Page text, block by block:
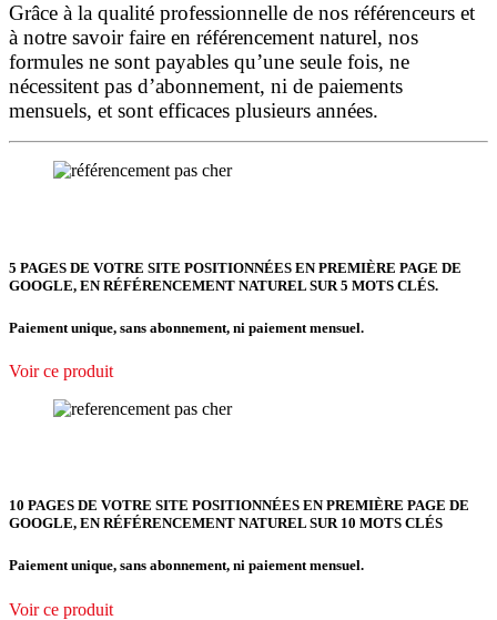
Grâce à la qualité professionnelle de nos référenceurs et
à notre savoir faire en référencement naturel, nos
formules ne sont payables qu’une seule fois, ne
nécessitent pas d’abonnement, ni de paiements
mensuels, et sont efficaces plusieurs années.
5 PAGES DE VOTRE SITE POSITIONNÉES EN PREMIÈRE PAGE DE
GOOGLE, EN RÉFÉRENCEMENT NATUREL SUR 5 MOTS CLÉS.
Paiement unique, sans abonnement, ni paiement mensuel.
Voir ce produit
10 PAGES DE VOTRE SITE POSITIONNÉES EN PREMIÈRE PAGE DE
GOOGLE, EN RÉFÉRENCEMENT NATUREL SUR 10 MOTS CLÉS
Paiement unique, sans abonnement, ni paiement mensuel.
Voir ce produit